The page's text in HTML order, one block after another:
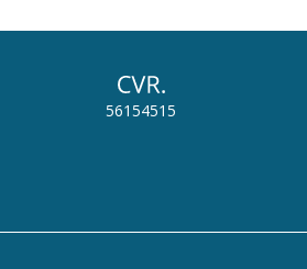
56154515